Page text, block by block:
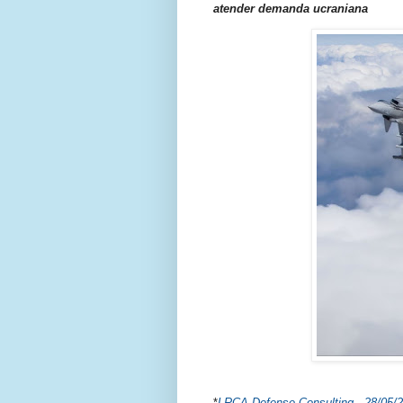
atender demanda ucraniana